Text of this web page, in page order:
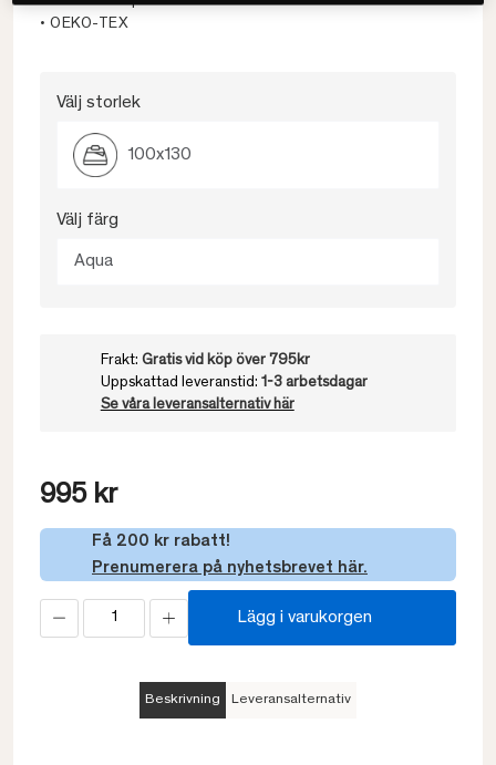
• OEKO-TEX
Välj storlek
100x130
Välj färg
Aqua
Frakt: Gratis vid köp över 795kr
Uppskattad leveranstid: 1-3 arbetsdagar
Se våra leveransalternativ här
995 kr
Få 200 kr rabatt!
Prenumerera på nyhetsbrevet här.
Lägg i varukorgen
Beskrivning Leveransalternativ